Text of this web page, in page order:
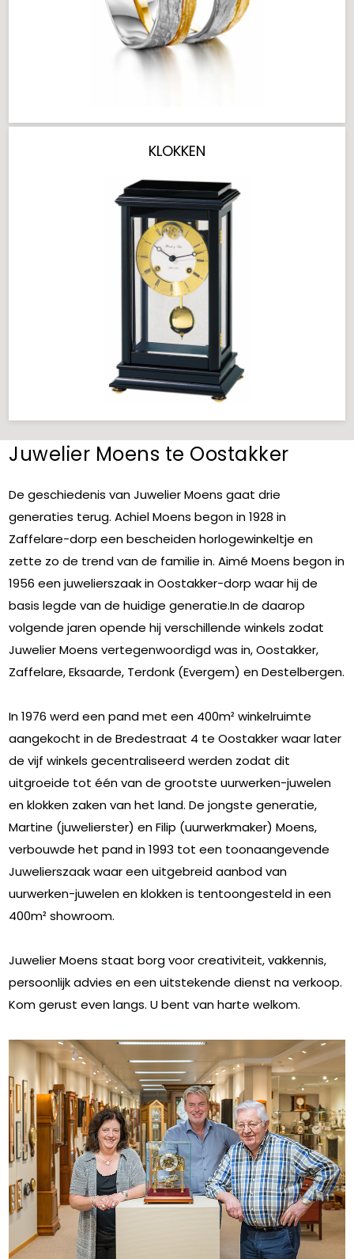
KLOKKEN
Juwelier Moens te Oostakker
De geschiedenis van Juwelier Moens gaat drie
generaties terug. Achiel Moens begon in 1928 in
Zaffelare-dorp een bescheiden horlogewinkeltje en
zette zo de trend van de familie in. Aimé Moens begon in
1956 een juwelierszaak in Oostakker-dorp waar hij de
basis legde van de huidige generatie.In de daarop
volgende jaren opende hij verschillende winkels zodat
Juwelier Moens vertegenwoordigd was in, Oostakker,
Zaffelare, Eksaarde, Terdonk (Evergem) en Destelbergen.
In 1976 werd een pand met een 400m² winkelruimte
aangekocht in de Bredestraat 4 te Oostakker waar later
de vijf winkels gecentraliseerd werden zodat dit
uitgroeide tot één van de grootste uurwerken-juwelen
en klokken zaken van het land. De jongste generatie,
Martine (juwelierster) en Filip (uurwerkmaker) Moens,
verbouwde het pand in 1993 tot een toonaangevende
Juwelierszaak waar een uitgebreid aanbod van
uurwerken-juwelen en klokken is tentoongesteld in een
400m² showroom.
Juwelier Moens staat borg voor creativiteit, vakkennis,
persoonlijk advies en een uitstekende dienst na verkoop.
Kom gerust even langs. U bent van harte welkom.